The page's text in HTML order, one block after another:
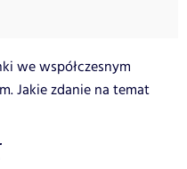
we współczesnym
Jakie zdanie na temat